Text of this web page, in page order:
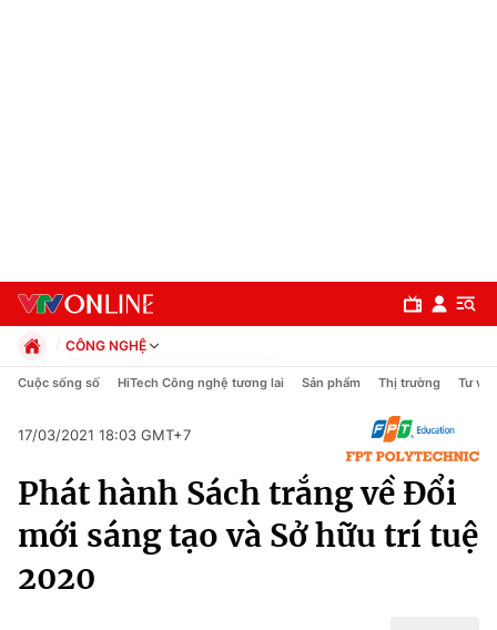
Chính trị
Xã hội
CÔNG NGHỆ
Chính trị
Pháp luật
Thể thao
Truyền hình
Văn hóa - Giải trí
Y tế
Cuộc sống số HiTech Công nghệ tương lai Sản phẩm Thị trường Tư vấn
17/03/2021 18:03 GMT+7
Phát hành Sách trắng về Đổi
mới sáng tạo và Sở hữu trí tuệ
2020